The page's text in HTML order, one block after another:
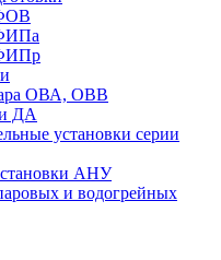
ОВА, ОВВ
ДА
установки серии
АНУ
и водогрейных